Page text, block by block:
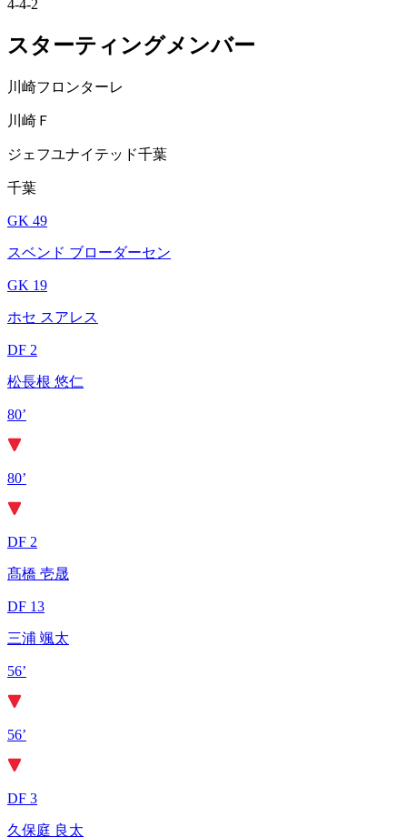
4-4-2
スターティングメンバー
川崎フロンターレ
川崎Ｆ
ジェフユナイテッド千葉
千葉
GK 49
スベンド ブローダーセン
GK 19
ホセ スアレス
DF 2
松長根 悠仁
80’
80’
DF 2
髙橋 壱晟
DF 13
三浦 颯太
56’
56’
DF 3
久保庭 良太